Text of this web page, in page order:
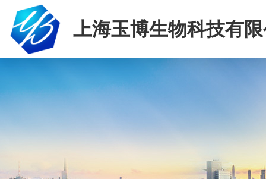
上海玉博生物科技有